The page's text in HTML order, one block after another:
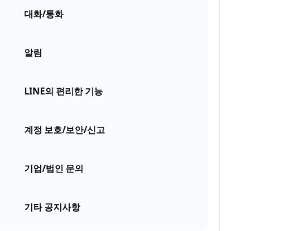
대화/통화
알림
LINE의 편리한 기능
계정 보호/보안/신고
기업/법인 문의
기타 공지사항